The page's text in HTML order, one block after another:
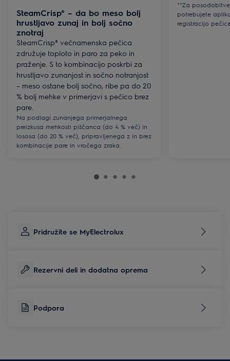
SteamCrisp® – da bo meso bolj
hrustljavo zunaj in bolj sočno
znotraj
SteamCrisp® večnamenska pečica
združuje toploto in paro za peko in
praženje. S to kombinacijo poskrbi za
hrustljavo zunanjost in sočno notranjost
– meso ostane bolj sočno, ribe pa do 20
% bolj mehke v primerjavi s pečico brez
pare.
Na podlagi zunanjega primerjalnega
preizkusa mehkosti piščanca (do 4 % več) in
lososa (do 20 % več), pripravljenega z in brez
kombinacije pare in vročega zraka.
**Za
potrebujete
registracijo
Pridružite se MyElectrolux
Rezervni deli in dodatna oprema
Podpora